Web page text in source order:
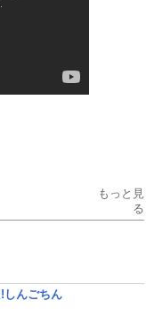
もっと見
る
しんごちん